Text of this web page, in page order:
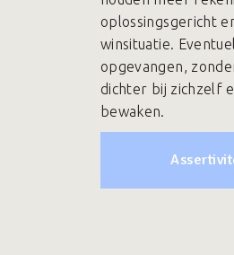
oplossingsgericht
winsituatie.
opgevangen,
dichter bij zichzelf
bewaken.